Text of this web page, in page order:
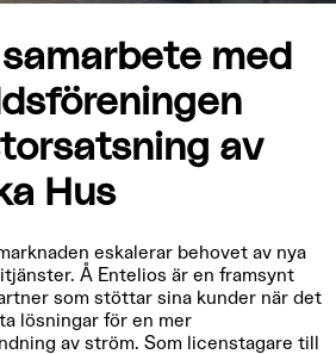
med
av
Hus
eskalerar behovet av nya
Å Entelios är en framsynt
som stöttar sina kunder när det
lösningar för en mer
av ström. Som licenstagare till